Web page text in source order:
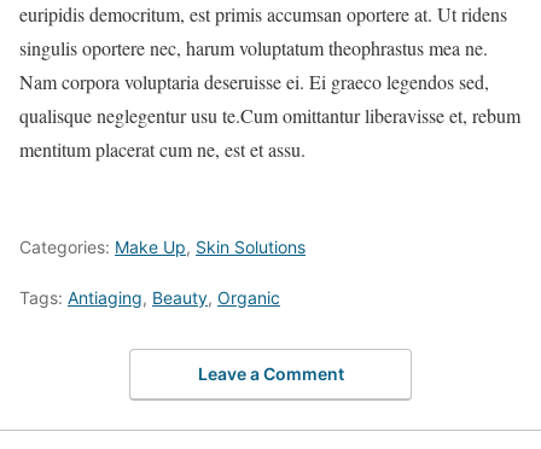
euripidis democritum, est primis accumsan oportere at. Ut ridens
singulis oportere nec, harum voluptatum theophrastus mea ne.
Nam corpora voluptaria deseruisse ei. Ei graeco legendos sed,
qualisque neglegentur usu te.Cum omittantur liberavisse et, rebum
mentitum placerat cum ne, est et assu.
Categories: Make Up, Skin Solutions
Tags: Antiaging, Beauty, Organic
Leave a Comment